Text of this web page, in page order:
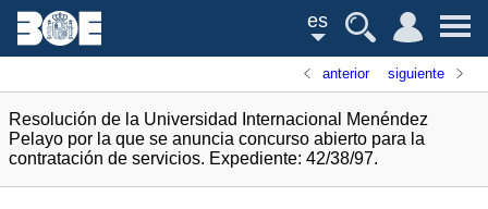
es
anterior siguiente
Resolución de la Universidad Internacional Menéndez
Pelayo por la que se anuncia concurso abierto para la
contratación de servicios. Expediente: 42/38/97.